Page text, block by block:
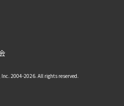
Inc. 2004-2026. All rights reserved.